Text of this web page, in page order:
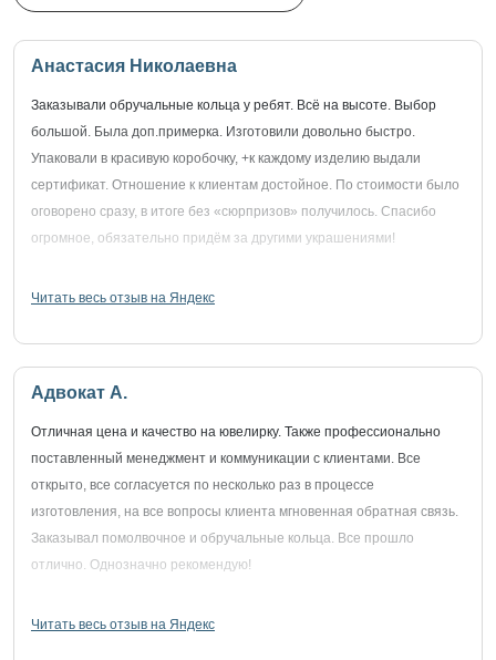
Анастасия Николаевна
Заказывали обручальные кольца у ребят. Всё на высоте. Выбор
большой. Была доп.примерка. Изготовили довольно быстро.
Упаковали в красивую коробочку, +к каждому изделию выдали
сертификат. Отношение к клиентам достойное. По стоимости было
оговорено сразу, в итоге без «сюрпризов» получилось. Спасибо
огромное, обязательно придём за другими украшениями!
Читать весь отзыв на Яндекс
Адвокат А.
Отличная цена и качество на ювелирку. Также профессионально
поставленный менеджмент и коммуникации с клиентами. Все
открыто, все согласуется по несколько раз в процессе
изготовления, на все вопросы клиента мгновенная обратная связь.
Заказывал помолвочное и обручальные кольца. Все прошло
отлично. Однозначно рекомендую!
Читать весь отзыв на Яндекс